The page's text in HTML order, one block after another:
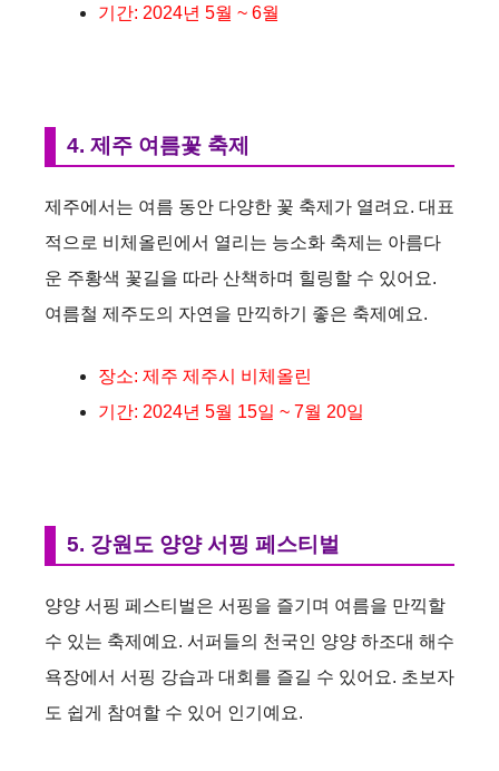
기간: 2024년 5월 ~ 6월
4. 제주 여름꽃 축제
제주에서는 여름 동안 다양한 꽃 축제가 열려요. 대표
적으로 비체올린에서 열리는 능소화 축제는 아름다
운 주황색 꽃길을 따라 산책하며 힐링할 수 있어요.
여름철 제주도의 자연을 만끽하기 좋은 축제예요.
장소: 제주 제주시 비체올린
기간: 2024년 5월 15일 ~ 7월 20일
5. 강원도 양양 서핑 페스티벌
양양 서핑 페스티벌은 서핑을 즐기며 여름을 만끽할
수 있는 축제예요. 서퍼들의 천국인 양양 하조대 해수
욕장에서 서핑 강습과 대회를 즐길 수 있어요. 초보자
도 쉽게 참여할 수 있어 인기예요.